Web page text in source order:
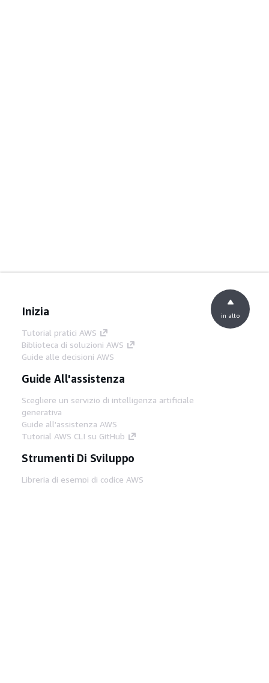
Inizia
Tutorial pratici AWS
Biblioteca di soluzioni AWS
Guide alle decisioni AWS
Guide All'assistenza
Scegliere un servizio di intelligenza artificiale
generativa
Guide all'assistenza AWS
Tutorial AWS CLI su GitHub
Strumenti Di Sviluppo
Libreria di esempi di codice AWS
in alto